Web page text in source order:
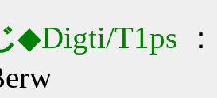
◆Digti/T1ps